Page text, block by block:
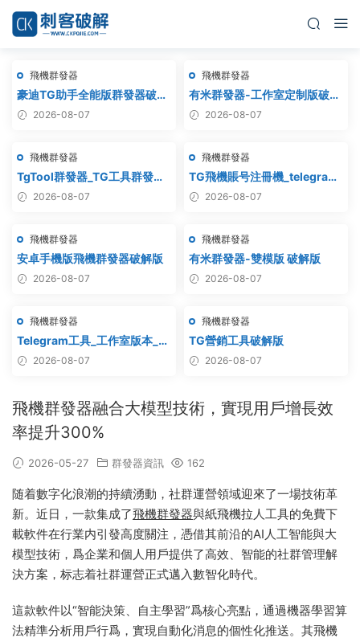
飛機群發器
豪迪TG助手全能版群發器破解
版 2026-08-07
飛機群發器
有米群發器-工作室定制版破解
版 2026-08-07
飛機群發器
TgTool群發器_TG工具群發器_
最新破解版
2026-08-07
飛機群發器
TG飛機賬号注冊機_telegram
注冊機_電報飛機号注冊機破解
2026-08-07
飛機群發器
安卓手機版飛機群發器破解版
2026-08-07
飛機群發器
有米群發器-雙模版 破解版
2026-08-07
飛機群發器
Telegram工具_工作室版本_飛
機群發器_最新破解版
2026-08-07
飛機群發器
TG營銷工具破解版
2026-08-07
飛機群發器融合大模型技術，實現用戶增長效
率提升300%
2026-05-27 群發器資訊 162
随着數字化浪潮的持續湧動，社群運營領域迎來了一場技術革
新。近日，一款集成了飛機群發器與紙飛機拉人工具的免費下
載軟件在行業内引發高度關注，憑借其前沿的AI人工智能與大
模型技術，爲企業和個人用戶提供了高效、智能的社群管理解
決方案，标志着社群運營正式邁入數智化時代。
這款軟件以“智能決策、自主學習”爲核心亮點，通過機器學習算
法精準分析用戶行爲，實現自動化消息的個性化推送。其飛機